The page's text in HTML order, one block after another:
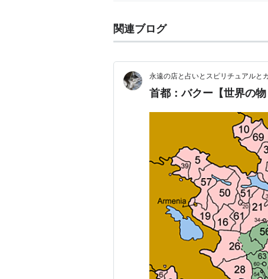
関連ブログ
永遠の店と占いとスピリチュアルと
首都：バクー【世界の物